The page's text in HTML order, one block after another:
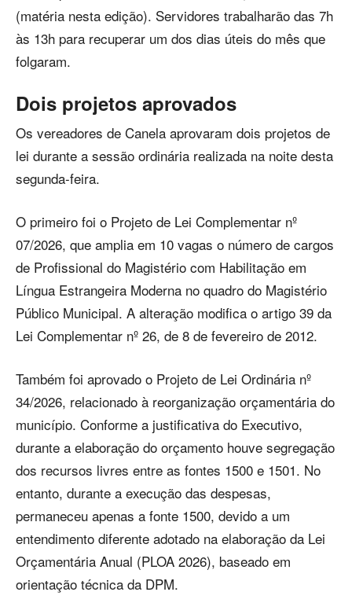
(matéria nesta edição). Servidores trabalharão das 7h
às 13h para recuperar um dos dias úteis do mês que
folgaram.
Dois projetos aprovados
Os vereadores de Canela aprovaram dois projetos de
lei durante a sessão ordinária realizada na noite desta
segunda-feira.
O primeiro foi o Projeto de Lei Complementar nº
07/2026, que amplia em 10 vagas o número de cargos
de Profissional do Magistério com Habilitação em
Língua Estrangeira Moderna no quadro do Magistério
Público Municipal. A alteração modifica o artigo 39 da
Lei Complementar nº 26, de 8 de fevereiro de 2012.
Também foi aprovado o Projeto de Lei Ordinária nº
34/2026, relacionado à reorganização orçamentária do
município. Conforme a justificativa do Executivo,
durante a elaboração do orçamento houve segregação
dos recursos livres entre as fontes 1500 e 1501. No
entanto, durante a execução das despesas,
permaneceu apenas a fonte 1500, devido a um
entendimento diferente adotado na elaboração da Lei
Orçamentária Anual (PLOA 2026), baseado em
orientação técnica da DPM.